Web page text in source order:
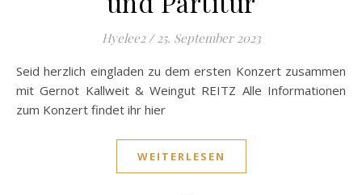
Hyelee2 / 25. September 2023
Seid herzlich eingladen zu dem ersten Konzert zusammen
mit Gernot Kallweit & Weingut REITZ Alle Informationen
zum Konzert findet ihr hier
WEITERLESEN